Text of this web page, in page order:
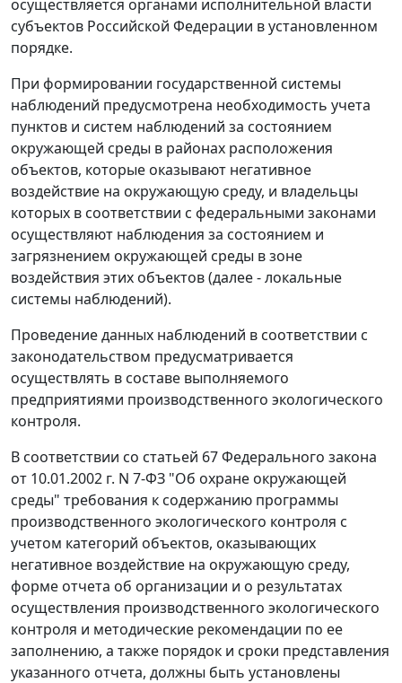
осуществляется органами исполнительной власти
субъектов Российской Федерации в установленном
порядке.
При формировании государственной системы
наблюдений предусмотрена необходимость учета
пунктов и систем наблюдений за состоянием
окружающей среды в районах расположения
объектов, которые оказывают негативное
воздействие на окружающую среду, и владельцы
которых в соответствии с федеральными законами
осуществляют наблюдения за состоянием и
загрязнением окружающей среды в зоне
воздействия этих объектов (далее - локальные
системы наблюдений).
Проведение данных наблюдений в соответствии с
законодательством предусматривается
осуществлять в составе выполняемого
предприятиями производственного экологического
контроля.
В соответствии со статьей 67 Федерального закона
от 10.01.2002 г. N 7-ФЗ "Об охране окружающей
среды" требования к содержанию программы
производственного экологического контроля с
учетом категорий объектов, оказывающих
негативное воздействие на окружающую среду,
форме отчета об организации и о результатах
осуществления производственного экологического
контроля и методические рекомендации по ее
заполнению, а также порядок и сроки представления
указанного отчета, должны быть установлены